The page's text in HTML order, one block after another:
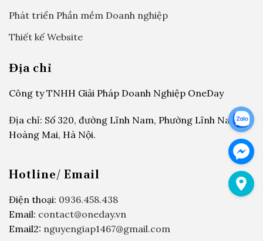
Phát triển Phần mềm Doanh nghiệp
Thiết kế Website
Địa chỉ
Công ty TNHH Giải Pháp Doanh Nghiệp OneDay
Địa chỉ: Số 320, đường Lĩnh Nam, Phường Lĩnh Nam,
Hoàng Mai, Hà Nội.
Hotline/ Email
Điện thoại: 0936.458.438
Email: contact@oneday.vn
Email2: nguyengiap1467@gmail.com